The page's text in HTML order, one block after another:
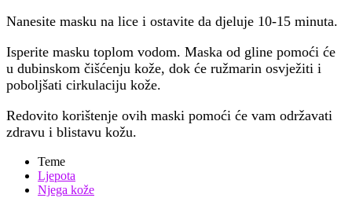
Nanesite masku na lice i ostavite da djeluje 10-15 minuta.
Isperite masku toplom vodom. Maska od gline pomoći će
u dubinskom čišćenju kože, dok će ružmarin osvježiti i
poboljšati cirkulaciju kože.
Redovito korištenje ovih maski pomoći će vam održavati
zdravu i blistavu kožu.
Teme
Ljepota
Njega kože